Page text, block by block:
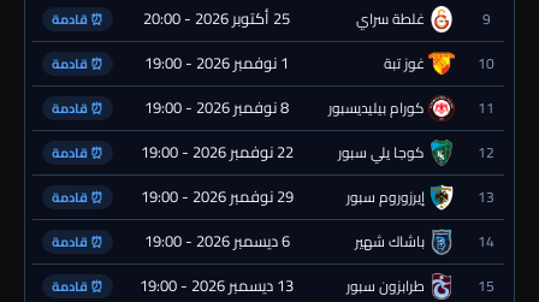
9 غلطة سراي 25 أكتوبر 2026 - 20:00 ⏰ قادمة
10 غوز تبة 1 نوفمبر 2026 - 19:00 ⏰ قادمة
11 كورام بيليديسبور 8 نوفمبر 2026 - 19:00 ⏰ قادمة
12 كوجا يلي سبور 22 نوفمبر 2026 - 19:00 ⏰ قادمة
13 إيرزوروم سبور 29 نوفمبر 2026 - 19:00 ⏰ قادمة
14 باشاك شهير 6 ديسمبر 2026 - 19:00 ⏰ قادمة
15 طرابزون سبور 13 ديسمبر 2026 - 19:00 ⏰ قادمة